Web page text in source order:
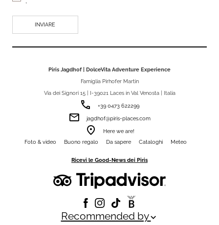
*
Piris Jagdhof | DolceVita Adventure Experience
Famiglia Pirhofer Martin
Via dei Signori 15 | I-39021 Laces in Val Venosta | Italia
phone +39 0473 622299
email jagdhof@piris-places.com
room Here we are!
Recommended bykeyboard_arrow_down
Foto & video Buono regalo Da sapere Cataloghi Meteo
Ricevi le Good-News dei Piris